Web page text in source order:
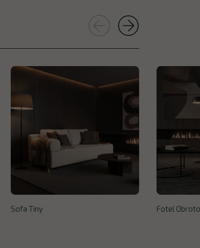
Sofa Tiny Fotel